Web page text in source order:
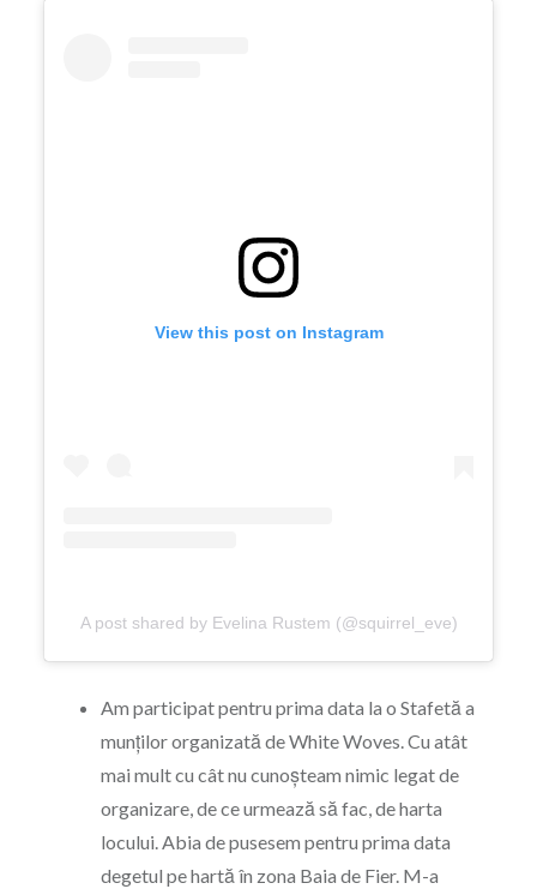
View this post on Instagram
A post shared by Evelina Rustem (@squirrel_eve)
Am participat pentru prima data la o Stafetă a
munților organizată de White Woves. Cu atât
mai mult cu cât nu cunoșteam nimic legat de
organizare, de ce urmează să fac, de harta
locului. Abia de pusesem pentru prima data
degetul pe hartă în zona Baia de Fier. M-a